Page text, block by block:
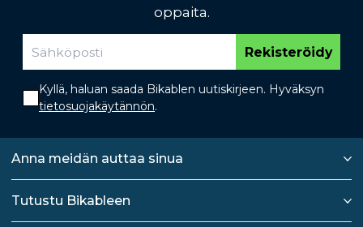
oppaita.
Rekisteröidy
Kyllä, haluan saada Bikablen uutiskirjeen. Hyväksyn
tietosuojakäytännön.
Anna meidän auttaa sinua
Tutustu Bikableen